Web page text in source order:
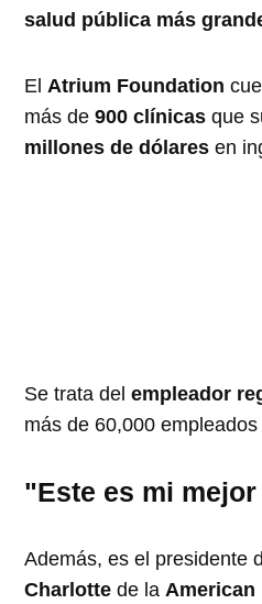
salud pública más
El Atrium Foundation
más de900 clínicas que
millones de dólares en
Se trata delempleador
más de 60,000
"Este es mi
Además, es el presidente
Charlotte de la American